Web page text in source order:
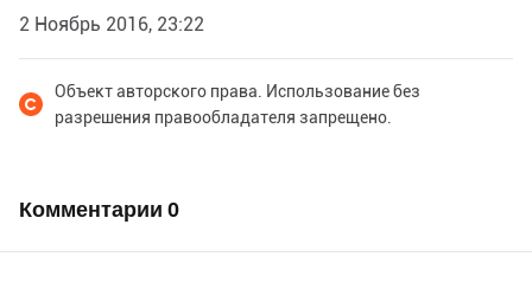
2 Ноябрь 2016, 23:22
Объект авторского права. Использование без
разрешения правообладателя запрещено.
Комментарии 0